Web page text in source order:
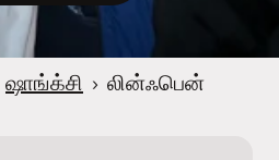
ஷாங்க்சி › லின்ஃபென்